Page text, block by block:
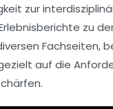
zur
zu
Fachseiten,
auf die